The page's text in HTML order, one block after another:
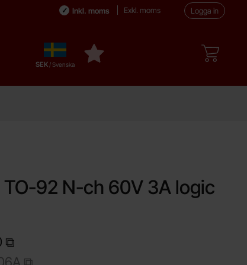
Inkl. moms Exkl. moms Logga in
sökningSverige
,SEK / Svenska
Mina favoriter
92 N-ch 60V 3A logic